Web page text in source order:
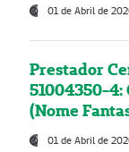
01 de Abril de
Prestador
51004350-
(Nome
01 de Abril de